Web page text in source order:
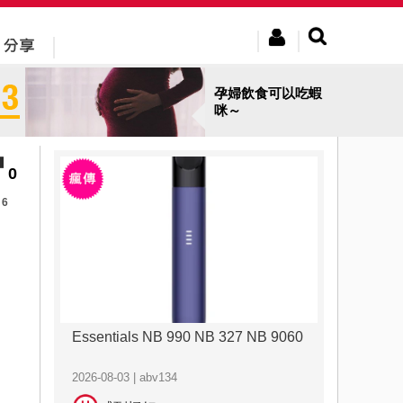
孕婦飲食可以吃蝦
咪～
0
6
Essentials NB 990 NB 327 NB 9060
2026-08-03 | abv134